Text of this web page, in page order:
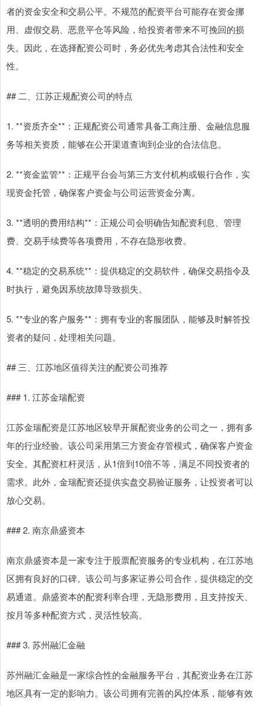
者的资金安全和交易公平。不规范的配资平台可能存在资金挪
用、虚假交易、恶意平仓等风险，给投资者带来不可挽回的损
失。因此，在选择配资公司时，务必优先考虑其合法性和安全
性。
## 二、江苏正规配资公司的特点
1. **资质齐全**：正规配资公司通常具备工商注册、金融信息服
务等相关资质，能够在公开渠道查询到企业的合法信息。
2. **资金监管**：正规平台会与第三方支付机构或银行合作，实
现资金托管，确保客户资金与公司运营资金分离。
3. **透明的费用结构**：正规公司会明确告知配资利息、管理
费、交易手续费等各项费用，不存在隐形收费。
4. **稳定的交易系统**：提供稳定的交易软件，确保交易指令及
时执行，避免因系统故障导致损失。
5. **专业的客户服务**：拥有专业的客服团队，能够及时解答投
资者的疑问，处理相关问题。
## 三、江苏地区值得关注的配资公司推荐
### 1. 江苏金瑞配资
江苏金瑞配资是江苏地区较早开展配资业务的公司之一，拥有多
年的行业经验。该公司采用第三方资金存管模式，确保客户资金
安全。其配资杠杆灵活，从1倍到10倍不等，满足不同投资者的
需求。此外，金瑞配资还提供实盘交易验证服务，让投资者可以
放心交易。
### 2. 南京鼎盛资本
南京鼎盛资本是一家专注于股票配资服务的专业机构，在江苏地
区拥有良好的口碑。该公司与多家证券公司合作，提供稳定的交
易通道。鼎盛资本的配资利率合理，无隐形费用，且支持按天、
按月等多种配资方式，灵活性较高。
### 3. 苏州融汇金融
苏州融汇金融是一家综合性的金融服务平台，其配资业务在江苏
地区具有一定的影响力。该公司拥有完善的风控体系，能够有效